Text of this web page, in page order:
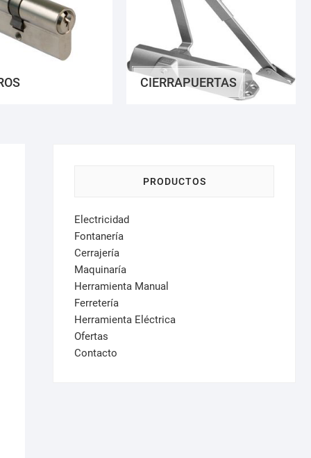
CIERRAPUERTAS
PRODUCTOS
Electricidad
Fontanería
Cerrajería
Maquinaría
Herramienta Manual
Ferretería
Herramienta Eléctrica
Ofertas
Contacto